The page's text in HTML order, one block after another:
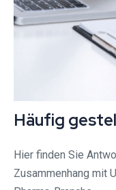
Häufig
Hier finden Sie
Zusammenhang mit